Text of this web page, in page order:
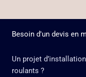
Besoin d'un devis en
Un projet
roulants ?